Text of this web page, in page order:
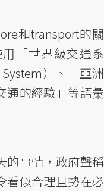
和transport的關
「世界級交通系
）、「亞洲
通的經驗」等語彙
的事情，政府聲稱
看似合理且勢在必